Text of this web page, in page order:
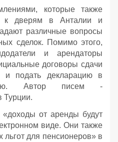
которые также
к дверям в Анталии и
различные вопросы
сделок. Помимо этого,
и арендаторы
договоры сдачи
подать декларацию в
Автор писем -
Турции.
от аренды будут
виде. Они также
льгот для пенсионеров» в